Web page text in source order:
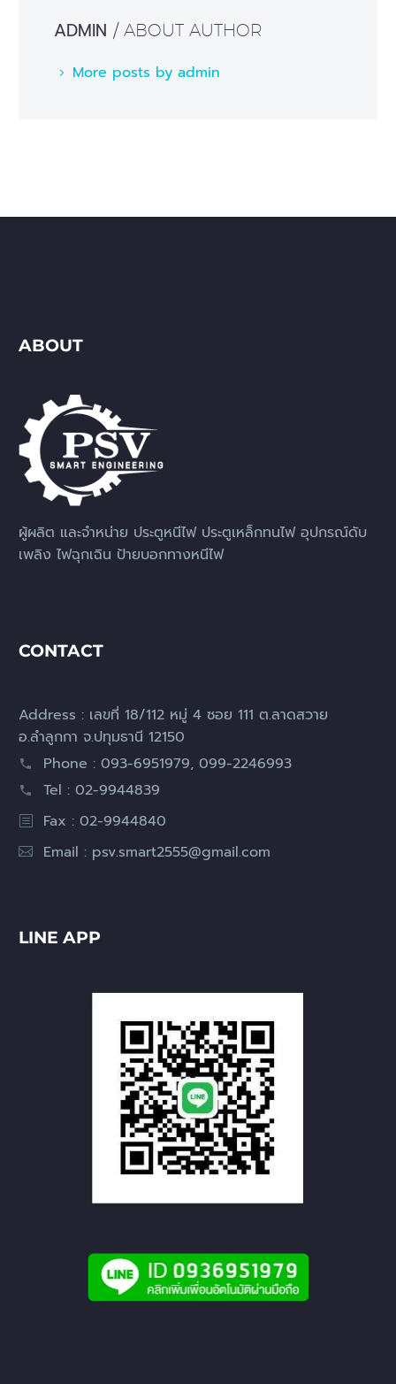
ADMIN / ABOUT AUTHOR
More posts by admin
ABOUT
ผู้ผลิต และจำหน่าย ประตูหนีไฟ ประตูเหล็กทนไฟ อุปกรณ์ดับ
เพลิง ไฟฉุกเฉิน ป้ายบอกทางหนีไฟ
CONTACT
Address : เลขที่ 18/112 หมู่ 4 ซอย 111 ต.ลาดสวาย
อ.ลำลูกกา จ.ปทุมธานี 12150
Phone : 093-6951979, 099-2246993
Tel : 02-9944839
Fax : 02-9944840
Email : psv.smart2555@gmail.com
LINE APP